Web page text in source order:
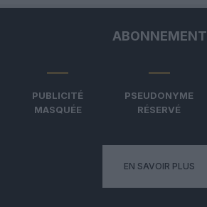
ABONNEMENT
PUBLICITÉ
MASQUÉE
PSEUDONYME
RÉSERVÉ
EN SAVOIR PLUS